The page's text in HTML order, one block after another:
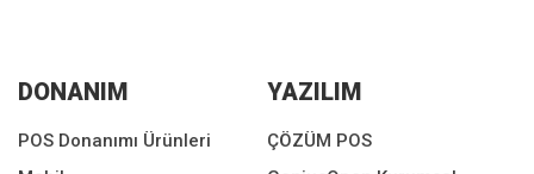
DONANIM
POS Donanımı Ürünleri
YAZILIM
ÇÖZÜM POS